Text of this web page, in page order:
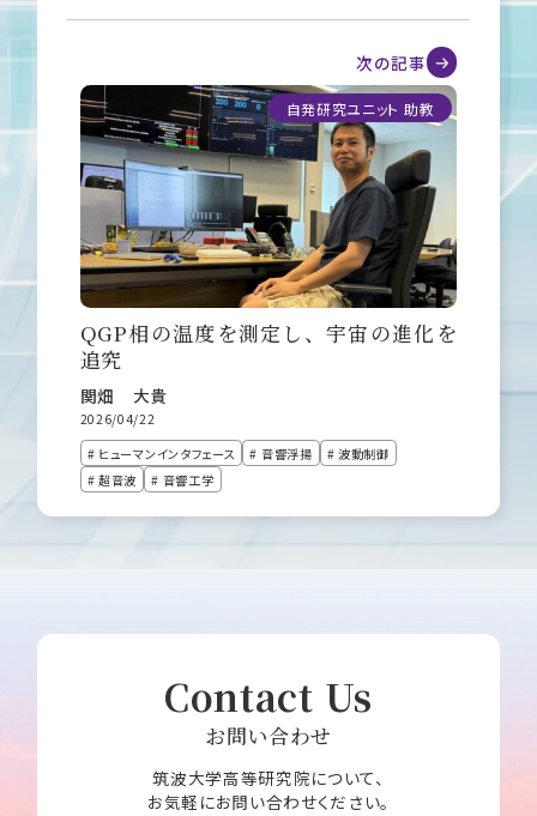
次の記事
自発研究ユニット 助教
QGP相の温度を測定し、宇宙の進化を
追究
関畑 大貴
2026/04/22
# ヒューマンインタフェース
# 音響浮揚
# 波動制御
# 超音波
# 音響工学
Contact Us
お問い合わせ
筑波大学高等研究院について、
お気軽にお問い合わせください。